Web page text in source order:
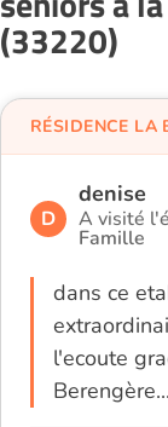
(33220)
D
denise
A visité
Famille
dans ce
l'ecoute
RÉSIDENCE LA